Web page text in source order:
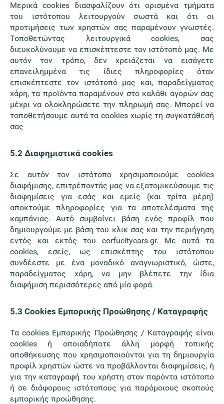
Μερικά cookies διασφαλίζουν ότι ορισμένα τμήματα
του ιστότοπου λειτουργούν σωστά και ότι οι
προτιμήσεις των χρηστών σας παραμένουν γνωστές.
Τοποθετώντας λειτουργικά cookies, σας
διευκολύνουμε να επισκέπτεστε τον ιστότοπό μας. Με
αυτόν τον τρόπο, δεν χρειάζεται να εισάγετε
επανειλημμένα τις ίδιες πληροφορίες όταν
επισκέπτεστε τον ιστότοπό μας και, παραδείγματος
χάρη, τα προϊόντα παραμένουν στο καλάθι αγορών σας
μέχρι να ολοκληρώσετε την πληρωμή σας. Μπορεί να
τοποθετήσουμε αυτά τα cookies χωρίς τη συγκατάθεσή
σας
5.2 Διαφημιστικά cookies
Σε αυτόν τον ιστότοπο χρησιμοποιούμε cookies
διαφήμισης, επιτρέποντάς μας να εξατομικεύσουμε τις
διαφημίσεις για εσάς και εμείς (και τρίτα μέρη)
αποκτούμε πληροφορίες για τα αποτελέσματα της
καμπάνιας. Αυτό συμβαίνει βάση ενός προφίλ που
δημιουργούμε με βάση του κλικ σας και την περιήγηση
εντός και εκτός του corfucitycars.gr. Με αυτά τα
cookies, εσείς, ως επισκέπτης του ιστότοπου
συνδέεστε με ένα μοναδικό αναγνωριστικό, ώστε,
παραδείγματος χάρη, να μην βλέπετε την ίδια
διαφήμιση περισσότερες από μία φορά.
5.3 Cookies Εμπορικής Προώθησης / Καταγραφής
Τα cookies Εμπορικής Προώθησης / Καταγραφής είναι
cookies ή οποιαδήποτε άλλη μορφή τοπικής
αποθήκευσης που χρησιμοποιούνται για τη δημιουργία
προφίλ χρηστών ώστε να προβάλλονται διαφημίσεις, ή
για την καταγραφή του χρήστη στον παρόντα ιστότοπο
ή σε διάφορους ιστότοπους για παρόμοιους σκοπούς
εμπορικής προώθησης.